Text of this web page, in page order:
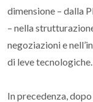
dimensione – dalla
– nella
negoziazioni e
di leve tecnologiche.
In precedenza,